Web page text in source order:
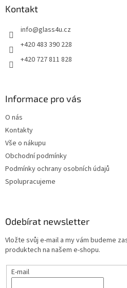
Kontakt
info@glass4u.cz
+420 483 390 228
+420 727 811 828
Informace pro vás
O nás
Kontakty
Vše o nákupu
Obchodní podmínky
Podmínky ochrany osobních údajů
Spolupracujeme
Odebírat newsletter
Vložte svůj e-mail a my vám budeme
produktech na našem e-shopu.
E-mail